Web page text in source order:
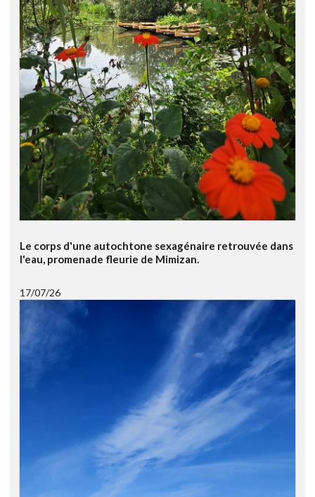
Le corps d'une autochtone sexagénaire retrouvée dans
l'eau, promenade fleurie de Mimizan.
17/07/26